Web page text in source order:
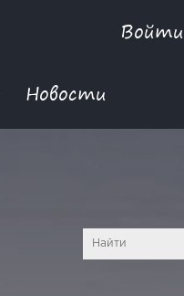
Войти
Новости